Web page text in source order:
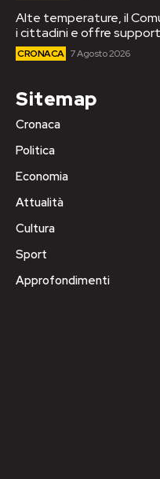
Alte temperature, il
i cittadini e offre
CRONACA 7 Agosto 2026
Sitemap
Cronaca
Politica
Economia
Attualità
Cultura
Sport
Approfondimenti